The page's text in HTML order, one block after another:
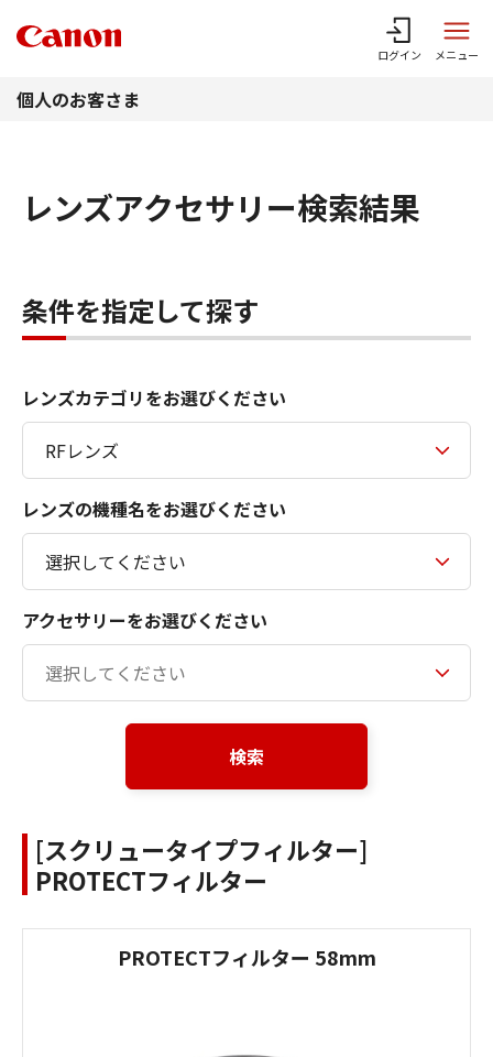
ログイン メニュー
個人のお客さま
レンズアクセサリー検索結果
条件を指定して探す
レンズカテゴリをお選びください
レンズの機種名をお選びください
アクセサリーをお選びください
検索
[スクリュータイプフィルター]
PROTECTフィルター
PROTECTフィルター 58mm